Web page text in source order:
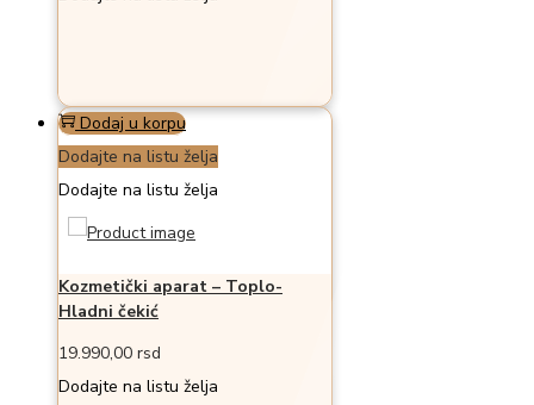
Dodaj u korpu
Dodajte na listu želja
Dodajte na listu želja
Kozmetički aparat – Toplo-
Hladni čekić
19.990,00 rsd
Dodajte na listu želja